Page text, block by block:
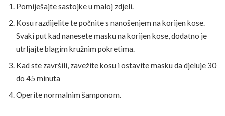
Pomiješajte sastojke u maloj zdjeli.
Kosu razdijelite te počnite s nanošenjem na korijen kose.
Svaki put kad nanesete masku na korijen kose, dodatno je
utrljajte blagim kružnim pokretima.
Kad ste završili, zavežite kosu i ostavite masku da djeluje 30
do 45 minuta
Operite normalnim šamponom.